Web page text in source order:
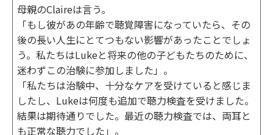
母親のClaireは言う。
「もし彼があの年齢で聴覚障害になっていたら、その
後の長い人生にとてつもない影響があったことでしょ
う。私たちはLukeと将来の他の子どもたちのために、
迷わずこの治験に参加しました」。
「私たちは治験中、十分なケアを受けていると感じま
したし、Lukeは何度も追加で聴力検査を受けました。
結果は期待通りでした。最近の聴力検査では、両耳と
も正常な聴力でした」。